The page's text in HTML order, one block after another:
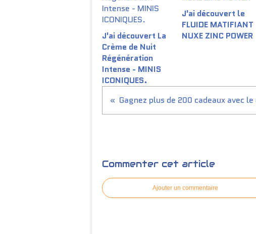
J'ai découvert La
Crème de Nuit
Régénération
Intense - MINIS
ICONIQUES.
J'ai découvert le
FLUIDE MATIFIANT
NUXE ZINC POWER
Commenter cet article
Ajouter un commentaire